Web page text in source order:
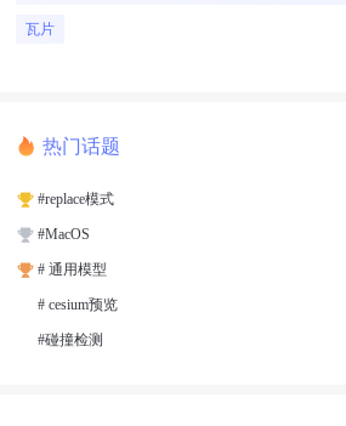
瓦片
热门话题
#replace模式
#MacOS
# 通用模型
# cesium预览
#碰撞检测